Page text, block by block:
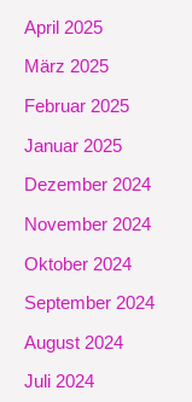
April 2025
März 2025
Februar 2025
Januar 2025
Dezember 2024
November 2024
Oktober 2024
September 2024
August 2024
Juli 2024